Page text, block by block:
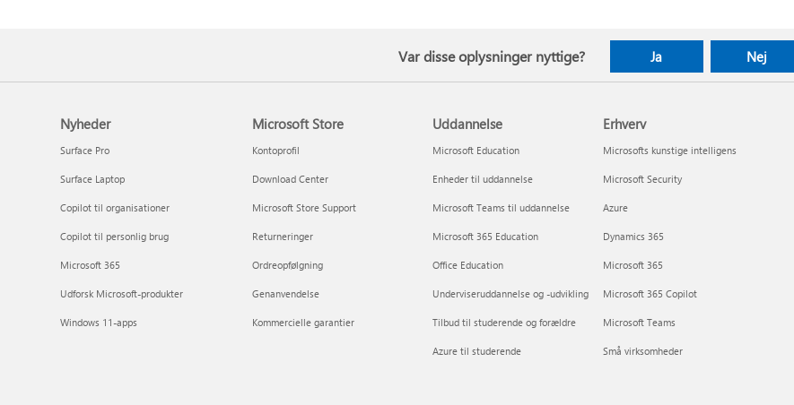
Var disse oplysninger nyttige? Ja Nej
Nyheder
Surface Pro
Surface Laptop
Copilot til organisationer
Copilot til personlig brug
Microsoft 365
Udforsk Microsoft-produkter
Windows 11-apps
Microsoft Store
Kontoprofil
Download Center
Microsoft Store Support
Returneringer
Ordreopfølgning
Genanvendelse
Kommercielle garantier
Uddannelse
Microsoft Education
Enheder til uddannelse
Microsoft Teams til uddannelse
Microsoft 365 Education
Office Education
Underviseruddannelse og -udvikling
Tilbud til studerende og forældre
Azure til studerende
Erhverv
Microsofts kunstige intelligens
Microsoft Security
Azure
Dynamics 365
Microsoft 365
Microsoft 365 Copilot
Microsoft Teams
Små virksomheder